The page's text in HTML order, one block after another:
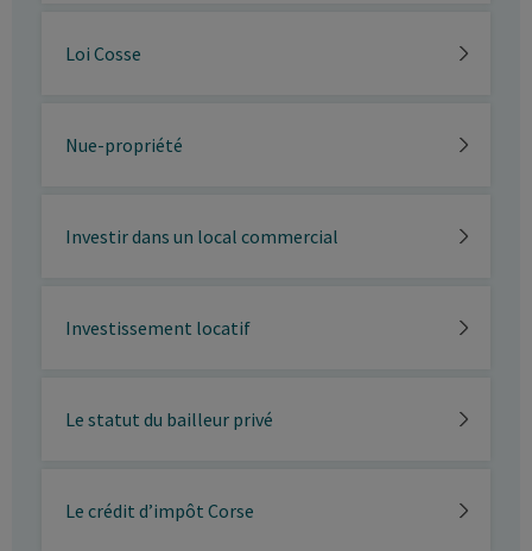
Loi Cosse
Nue-propriété
Investir dans un local commercial
Investissement locatif
Le statut du bailleur privé
Le crédit d’impôt Corse